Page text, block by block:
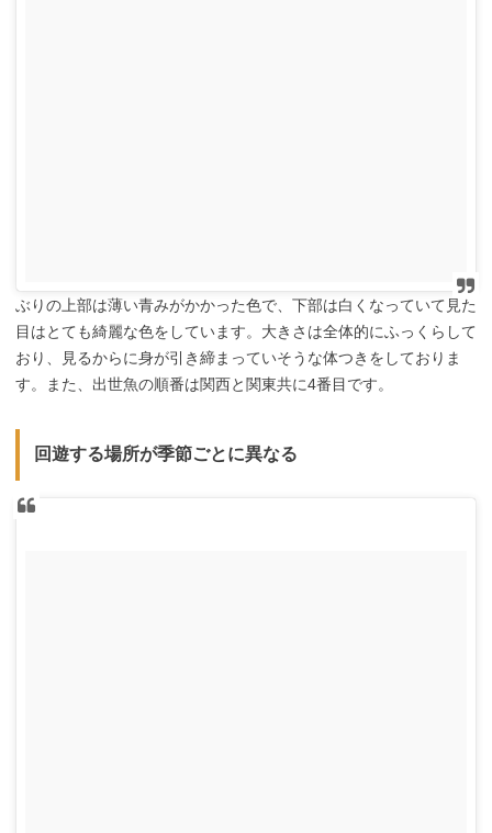
ぶりの上部は薄い青みがかかった色で、下部は白くなっていて見た
目はとても綺麗な色をしています。大きさは全体的にふっくらして
おり、見るからに身が引き締まっていそうな体つきをしておりま
す。また、出世魚の順番は関西と関東共に4番目です。
回遊する場所が季節ごとに異なる